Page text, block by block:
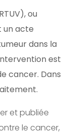
ou
un acte
dans la
est
cancer. Dans
et publiée
le cancer,